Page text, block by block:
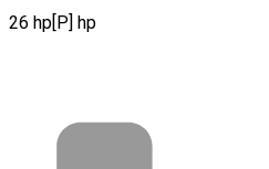
26 hp[P] hp